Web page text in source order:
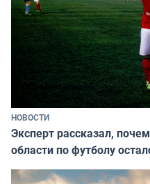
НОВОСТИ
Эксперт рассказал,
области по футболу